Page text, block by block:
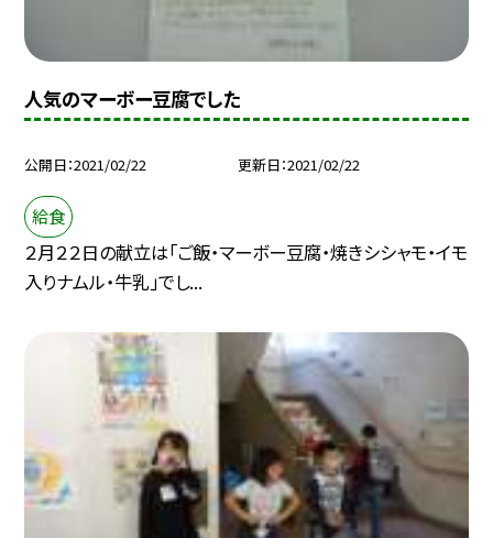
人気のマーボー豆腐でした
公開日 2021/02/22 更新日 2021/02/22
給食
２月２２日の献立は「ご飯・マーボー豆腐・焼きシシャモ・イモ
入りナムル・牛乳」でし...